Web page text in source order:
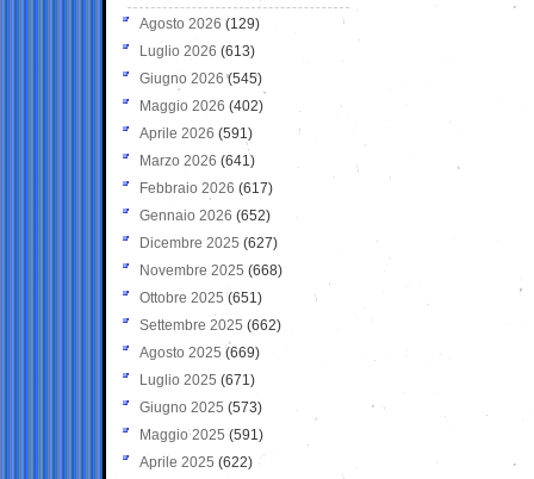
Agosto 2026 (129)
Luglio 2026 (613)
Giugno 2026 (545)
Maggio 2026 (402)
Aprile 2026 (591)
Marzo 2026 (641)
Febbraio 2026 (617)
Gennaio 2026 (652)
Dicembre 2025 (627)
Novembre 2025 (668)
Ottobre 2025 (651)
Settembre 2025 (662)
Agosto 2025 (669)
Luglio 2025 (671)
Giugno 2025 (573)
Maggio 2025 (591)
Aprile 2025 (622)